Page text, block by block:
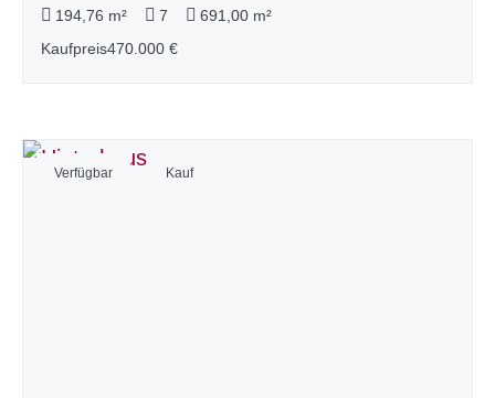
194,76 m²
7
691,00 m²
Kaufpreis470.000 €
Verfügbar Kauf